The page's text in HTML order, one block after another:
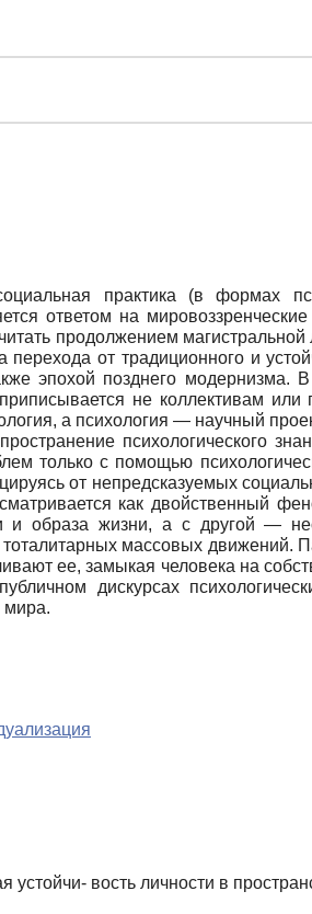
практика (в формах
ответом на мировоззренческие
продолжением магистральной
от традиционного и
эпохой позднего модернизма.
не коллективам или
а психология — научный
психологического
только с помощью
от непредсказуемых
как двойственный
и образа жизни, а с другой —
массовых движений.
ее, замыкая человека на
дискурсах
мира.
вость личности в